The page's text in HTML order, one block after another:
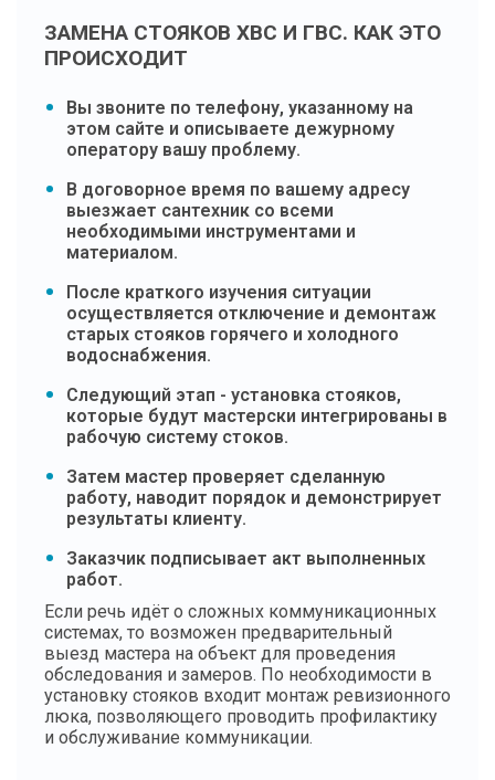
ЗАМЕНА СТОЯКОВ ХВС И ГВС. КАК ЭТО
ПРОИСХОДИТ
Вы звоните по телефону, указанному на
этом сайте и описываете дежурному
оператору вашу проблему.
В договорное время по вашему адресу
выезжает сантехник со всеми
необходимыми инструментами и
материалом.
После краткого изучения ситуации
осуществляется отключение и демонтаж
старых стояков горячего и холодного
водоснабжения.
Следующий этап - установка стояков,
которые будут мастерски интегрированы в
рабочую систему стоков.
Затем мастер проверяет сделанную
работу, наводит порядок и демонстрирует
результаты клиенту.
Заказчик подписывает акт выполненных
работ.
Если речь идёт о сложных коммуникационных
системах, то возможен предварительный
выезд мастера на объект для проведения
обследования и замеров. По необходимости в
установку стояков входит монтаж ревизионного
люка, позволяющего проводить профилактику
и обслуживание коммуникации.